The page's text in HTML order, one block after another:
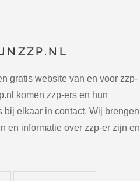
gratis website van en voor zzp-
komen zzp-ers en hun
bij elkaar in contact. Wij brengen
en informatie over zzp-er zijn en